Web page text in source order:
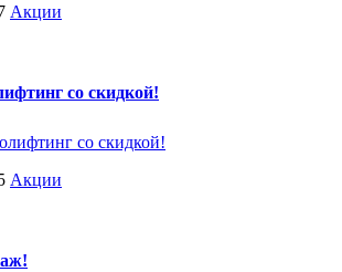
Акции
со скидкой!
Акции